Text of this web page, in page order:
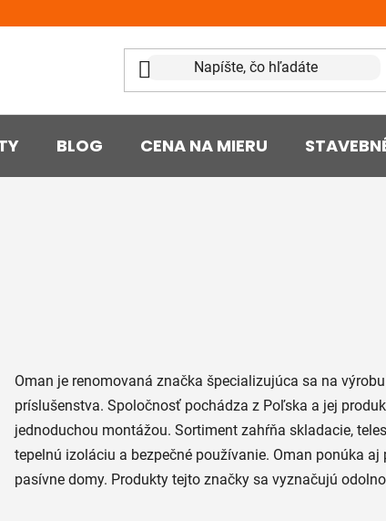
BLOG CENA NA MIERU
Oman je renomovaná značka špecializujúca sa na
príslušenstva. Spoločnosť pochádza z Poľska a jej
jednoduchou montážou. Sortiment zahŕňa skladacie,
tepelnú izoláciu a bezpečné používanie. Oman ponúka
pasívne domy. Produkty tejto značky sa vyznačujú